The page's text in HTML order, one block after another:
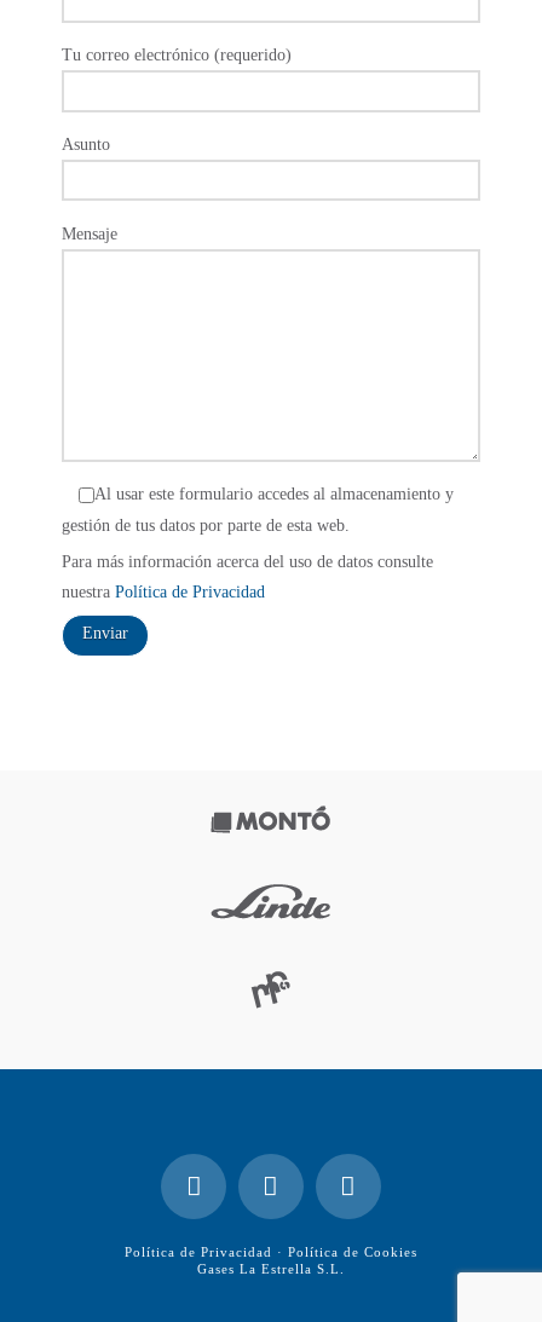
Tu correo electrónico (requerido)
Asunto
Mensaje
Al usar este formulario accedes al almacenamiento y
gestión de tus datos por parte de esta web.
Para más información acerca del uso de datos consulte
nuestra Política de Privacidad
Política de Privacidad · Política de Cookies
Gases La Estrella S.L.